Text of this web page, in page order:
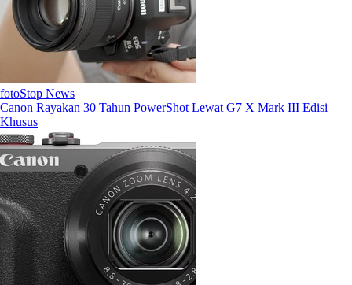
fotoStop News
Canon Rayakan 30 Tahun PowerShot Lewat G7 X Mark III Edisi
Khusus